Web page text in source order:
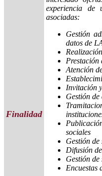
Finalidad
experiencia de
asociadas:
Gestión
datos de
Prestación
Atención
Invitación
Gestión de
sociales
Gestión de
Difusión
Gestión de
Encuestas